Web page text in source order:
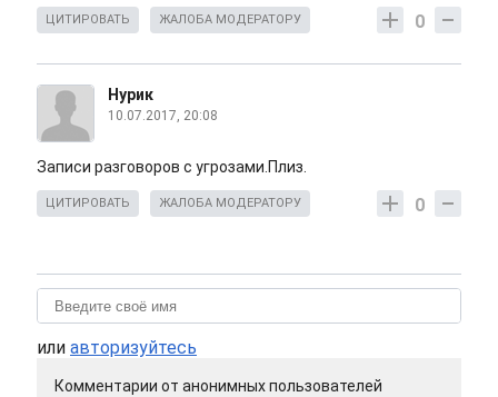
0
ЦИТИРОВАТЬ ЖАЛОБА МОДЕРАТОРУ
Нурик
10.07.2017, 20:08
Записи разговоров с угрозами.Плиз.
0
ЦИТИРОВАТЬ ЖАЛОБА МОДЕРАТОРУ
или авторизуйтесь
Комментарии от анонимных пользователей